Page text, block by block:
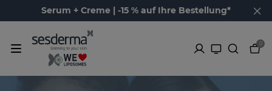
Serum + Creme | -15 % auf Ihre Bestellung*
0